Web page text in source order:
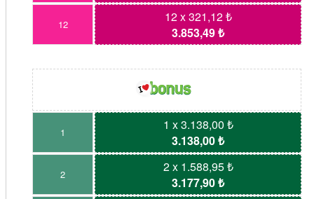
12
12 x 321,12 ₺
3.853,49 ₺
1
1 x 3.138,00 ₺
3.138,00 ₺
2
2 x 1.588,95 ₺
3.177,90 ₺